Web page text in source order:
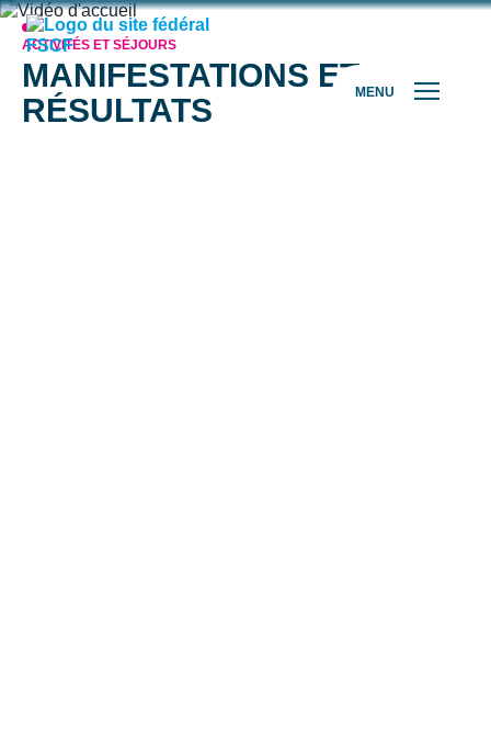
MENU
ACTIVITÉS ET SÉJOURS
MANIFESTATIONS ET
RÉSULTATS